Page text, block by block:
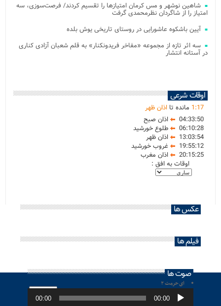
شاهین نوشهر و مس کرمان امتیازها را تقسیم کردند/ فرصت‌سوزی، سه
امتیاز را از شاگردان نظرمحمدی گرفت
آیین باشکوه عاشورایی در روستای تاریخی یوش بلده
سه اثر تازه از مجموعه «مفاخر فریدونکنار» به قلم شعبان آزادی کناری
در آستانه انتشار
اوقات شرعی
1:17 مانده تااذان ظهر
04:33:50
اذان صبح
06:10:28
طلوع خورشید
13:03:54
اذان ظهر
19:55:12
غروب خورشید
20:15:25
اذان مغرب
اوقات به افق :
عکس ها
فیلم ها
صوت ها
ای حرمت ۲
پخش‌کننده
صوت 00:00
00:00